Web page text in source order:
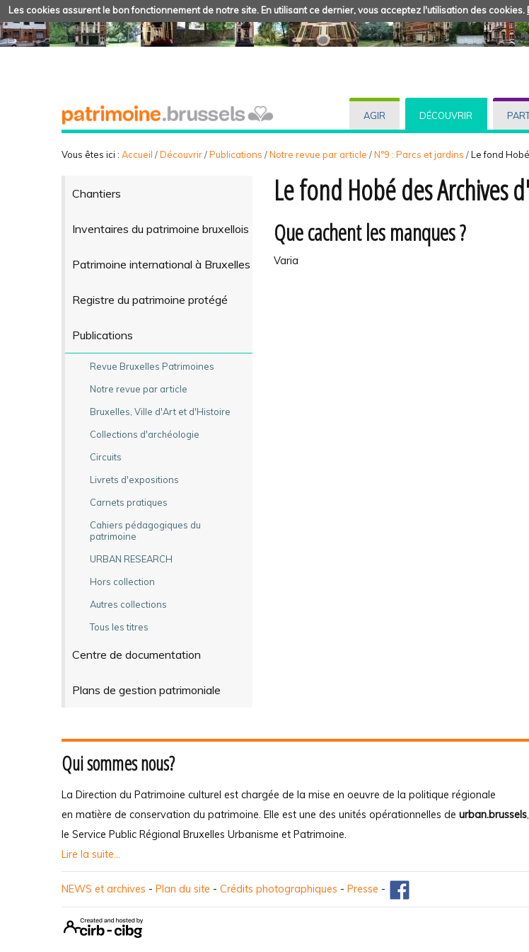
Les cookies assurent le bon fonctionnement de notre site. En utilisant ce dernier, vous acceptez l'utilisation des cookies.
AGIR DÉCOUVRIR
Vous êtes ici : Accueil /Découvrir/Publications /Notre revue par article /N°9 : Parcs et jardins /Le fond
Chantiers
Inventaires du patrimoine bruxellois
Patrimoine international à Bruxelles
Registre du patrimoine protégé
Publications
Revue Bruxelles Patrimoines
Notre revue par article
Bruxelles, Ville d'Art et d'Histoire
Collections d'archéologie
Circuits
Livrets d'expositions
Carnets pratiques
Cahiers pédagogiques du
patrimoine
URBAN RESEARCH
Hors collection
Autres collections
Tous les titres
Centre de documentation
Plans de gestion patrimoniale
Le fond Hobé des Archives
Que cachent les manques ?
Varia
Qui sommes nous?
La Direction du Patrimoine culturel est chargée de la mise en oeuvre de la politique régionale
en matière de conservation du patrimoine. Elle est une des unités opérationnelles de urban.brussels,
le Service Public Régional Bruxelles Urbanisme et Patrimoine.
Lire la suite...
NEWS et archives - Plan du site - Crédits photographiques - Presse -